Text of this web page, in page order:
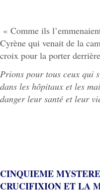
« Comme ils
Cyrène qui venait de la
croix pour la porter
Prions pour tous ceux qui
dans les hôpitaux et les
danger leur santé et leur
CINQUIEME
CRUCIFIXION ET LA